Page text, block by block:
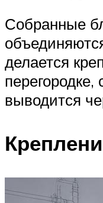
Собранные
делается
перегородке,
выводится